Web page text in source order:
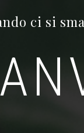
ci si